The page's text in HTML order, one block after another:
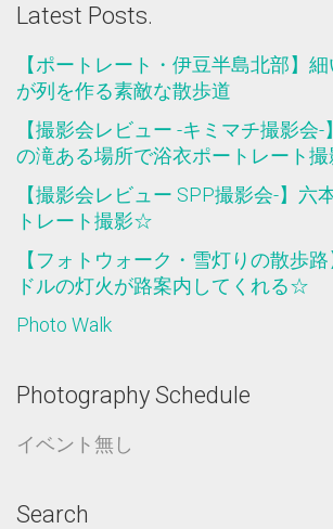
Latest Posts.
【ポートレート・伊豆半島北部】
が列を作る素敵な散歩道
【撮影会レビュー -キミマチ撮影会
の滝ある場所で浴衣ポートレート
【撮影会レビュー SPP撮影会-】六
トレート撮影☆
【フォトウォーク・雪灯りの散歩
ドルの灯火が路案内してくれる☆
Photo Walk
Photography Schedule
イベント無し
Search